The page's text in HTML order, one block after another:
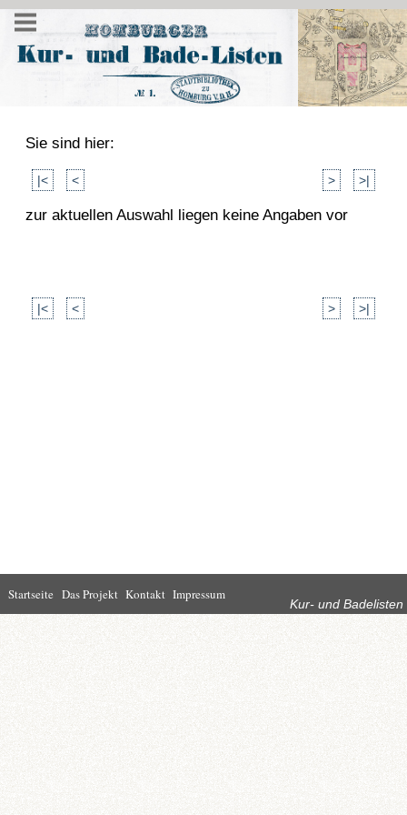
Sie sind hier:
|< < > >|
zur aktuellen Auswahl liegen keine Angaben vor
|< < > >|
Startseite
Leben in Bad
Homburg
Rathaus
Kultur Wirtschaft
Kur und
Tourismus
Kur- und Badelisten
Startseite Das Projekt Kontakt Impressum